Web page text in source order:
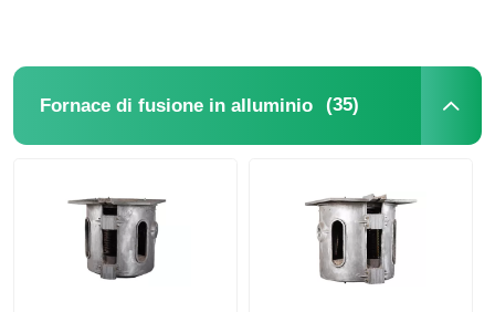
Prodotti
Circa noi
Fornace di fusione in alluminio (35)